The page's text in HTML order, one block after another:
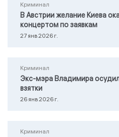
Криминал
В Австрии желание Киева
концертом по заявкам
27 янв 2026 г.
Криминал
Экс-мэра Владимира
взятки
26 янв 2026 г.
Криминал